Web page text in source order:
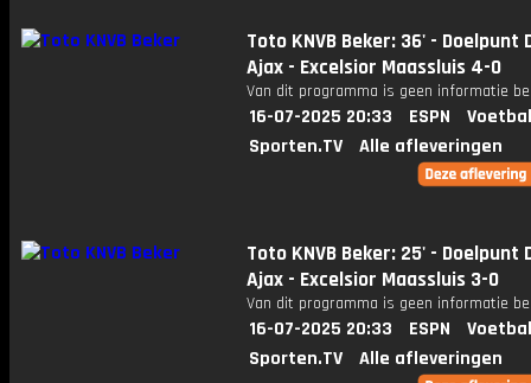
Toto KNVB Beker: 36' - Doelpunt
Ajax - Excelsior Maassluis 4-0
Van dit programma is geen informatie
16-07-2025 20:33 ESPN
Sporten.TV
Alle afleveringen
Toto KNVB Beker: 25' - Doelpunt
Ajax - Excelsior Maassluis 3-0
Van dit programma is geen informatie
16-07-2025 20:33 ESPN
Sporten.TV
Alle afleveringen